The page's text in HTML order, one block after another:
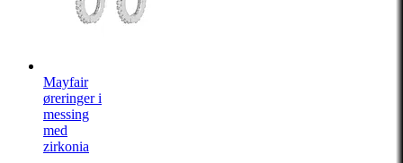
Mayfair
øreringer i
messing
med
zirkonia